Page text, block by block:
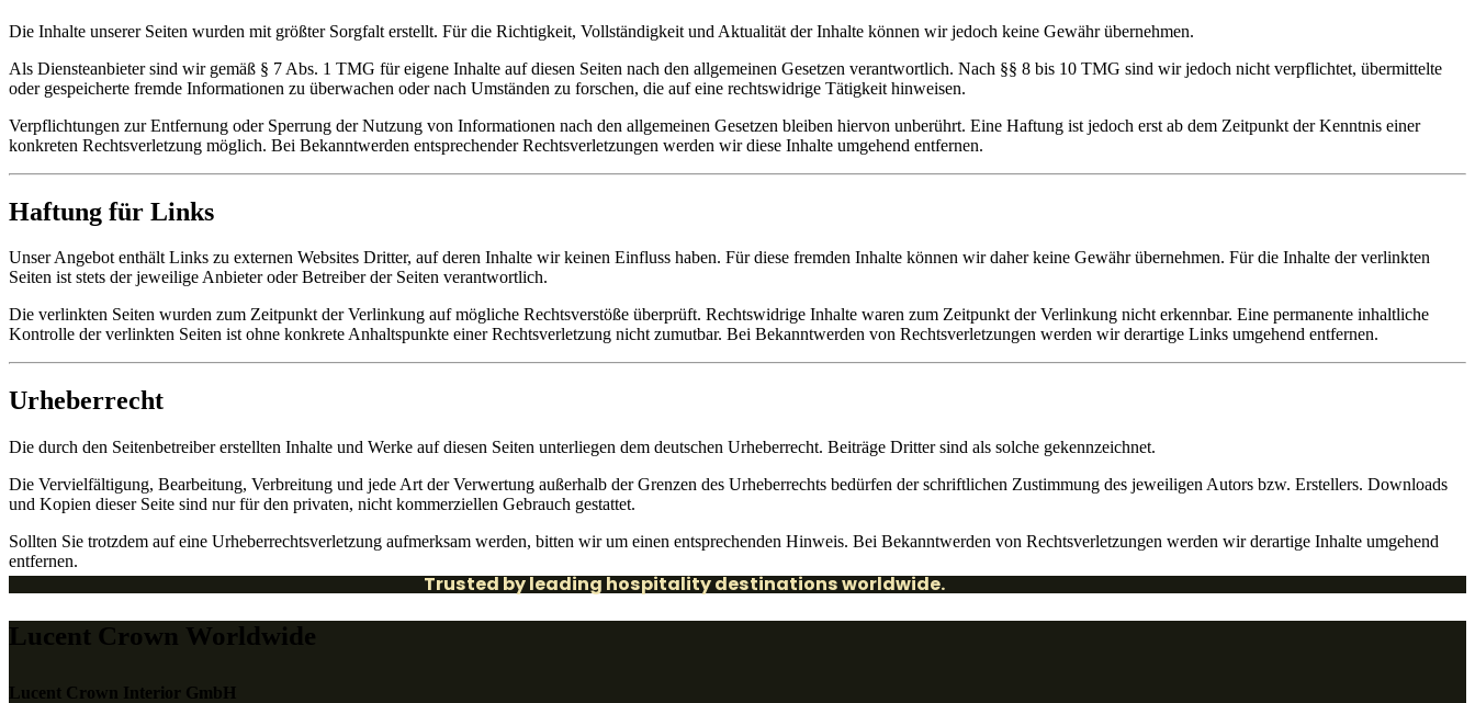
Die Inhalte unserer Seiten wurden mit größter Sorgfalt erstellt. Für die Richtigkeit, Vollständigkeit und Aktualität der Inhalte können wir jedoch keine Gewähr übernehmen.
Als Diensteanbieter sind wir gemäß § 7 Abs. 1 TMG für eigene Inhalte auf diesen Seiten nach den allgemeinen Gesetzen verantwortlich. Nach §§ 8 bis 10 TMG sind wir jedoch nicht verpflichtet, übermittelte
oder gespeicherte fremde Informationen zu überwachen oder nach Umständen zu forschen, die auf eine rechtswidrige Tätigkeit hinweisen.
Verpflichtungen zur Entfernung oder Sperrung der Nutzung von Informationen nach den allgemeinen Gesetzen bleiben hiervon unberührt. Eine Haftung ist jedoch erst ab dem Zeitpunkt der Kenntnis einer
konkreten Rechtsverletzung möglich. Bei Bekanntwerden entsprechender Rechtsverletzungen werden wir diese Inhalte umgehend entfernen.
Haftung für Links
Unser Angebot enthält Links zu externen Websites Dritter, auf deren Inhalte wir keinen Einfluss haben. Für diese fremden Inhalte können wir daher keine Gewähr übernehmen. Für die Inhalte der verlinkten
Seiten ist stets der jeweilige Anbieter oder Betreiber der Seiten verantwortlich.
Die verlinkten Seiten wurden zum Zeitpunkt der Verlinkung auf mögliche Rechtsverstöße überprüft. Rechtswidrige Inhalte waren zum Zeitpunkt der Verlinkung nicht erkennbar. Eine permanente inhaltliche
Kontrolle der verlinkten Seiten ist ohne konkrete Anhaltspunkte einer Rechtsverletzung nicht zumutbar. Bei Bekanntwerden von Rechtsverletzungen werden wir derartige Links umgehend entfernen.
Urheberrecht
Die durch den Seitenbetreiber erstellten Inhalte und Werke auf diesen Seiten unterliegen dem deutschen Urheberrecht. Beiträge Dritter sind als solche gekennzeichnet.
Die Vervielfältigung, Bearbeitung, Verbreitung und jede Art der Verwertung außerhalb der Grenzen des Urheberrechts bedürfen der schriftlichen Zustimmung des jeweiligen Autors bzw. Erstellers. Downloads
und Kopien dieser Seite sind nur für den privaten, nicht kommerziellen Gebrauch gestattet.
Sollten Sie trotzdem auf eine Urheberrechtsverletzung aufmerksam werden, bitten wir um einen entsprechenden Hinweis. Bei Bekanntwerden von Rechtsverletzungen werden wir derartige Inhalte umgehend
entfernen.
Trusted by leading hospitality destinations worldwide.
Lucent Crown Worldwide
Lucent Crown Interior GmbH